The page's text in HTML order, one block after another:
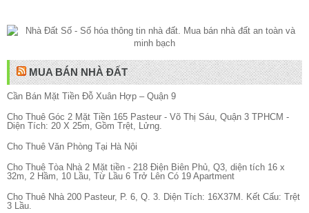
MUA BÁN NHÀ ĐẤT
Cần Bán Mặt Tiền Đỗ Xuân Hợp – Quận 9
Cho Thuê Góc 2 Mặt Tiền 165 Pasteur - Võ Thị Sáu, Quận 3 TPHCM -
Diện Tích: 20 X 25m, Gồm Trệt, Lửng.
Cho Thuê Văn Phòng Tại Hà Nội
Cho Thuê Tòa Nhà 2 Mặt tiền - 218 Điện Biên Phủ, Q3, diện tích 16 x
32m, 2 Hầm, 10 Lầu, Từ Lầu 6 Trở Lên Có 19 Apartment
Cho Thuê Nhà 200 Pasteur, P. 6, Q. 3. Diện Tích: 16X37M. Kết Cấu: Trệt
3 Lầu.